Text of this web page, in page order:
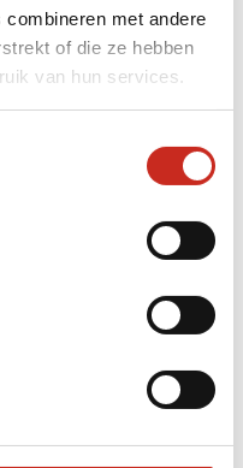
met andere
of die ze hebben
van hun services.
met